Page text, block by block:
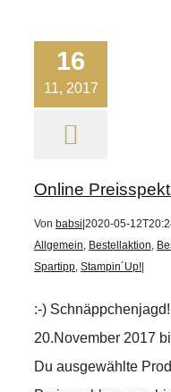
16
11, 2017
Online
Von babsi 2020-05-
Allgemein, Bestellaktion,
Spartipp, Stampin´Up!
:-)
20.November 2017
Du ausgewählte